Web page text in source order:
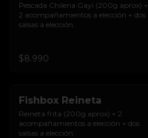
Pescada Chilena Gayi (200g aprox) +
2 acompañamientos a elección + dos
salsas a elección.
$8.990
Fishbox Reineta
Reineta frita (200g aprox) + 2
acompañamientos a elección + dos
salsas a elección.